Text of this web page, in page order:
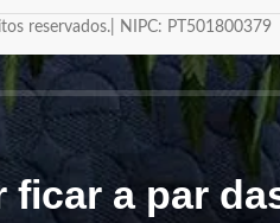
reservados.| NIPC: PT501800379
ficar a par